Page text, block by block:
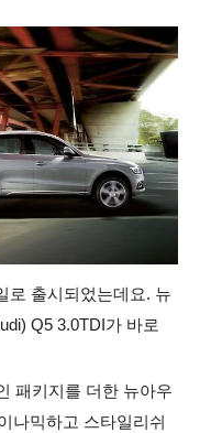
로 출시되었는데요. 뉴
Q5 3.0TDI가 바로
패키지를 더한 뉴아우
나믹하고 스타일리쉬